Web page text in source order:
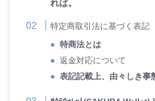
れば。
特定商取引法に基づく表記
特商法とは
返金対応について
表記記載上、由々しき事